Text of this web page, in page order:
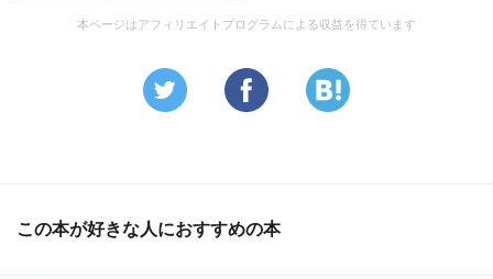
本ページはアフィリエイトプログラムによる収益を得ています
この本が好きな人におすすめの本